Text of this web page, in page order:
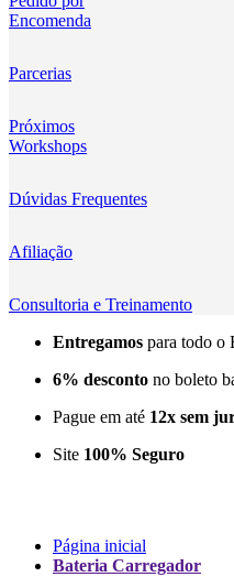
Kingma
Lensmingle
LiRen
Litepanels
LoveFoto
LowePro
Lumitecfoto
MAMEN
Encomenda
Parcerias
Próximos
Workshops
Dúvidas Frequentes
Afiliação
Consultoria e Treinamento
Entregamos para todo o
6% desconto no boleto
Pague em até 12x sem
Site 100% Seguro
Página inicial
Bateria Carregador